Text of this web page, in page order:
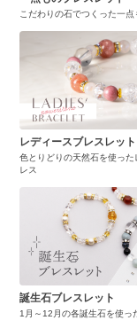
こだわりの石でつくった一
レディースブレスレット
色とりどりの天然石を使った
レス
誕生石ブレスレット
1月～12月の各誕生石を使っ